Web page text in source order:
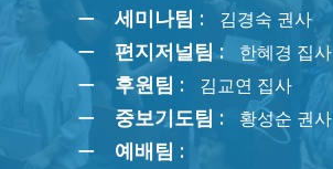
세미나팀 : 김경숙 권사
편지저널팀 : 한혜경 집사
후원팀 : 김교연 집사
중보기도팀 : 황성순 권사
예배팀 :